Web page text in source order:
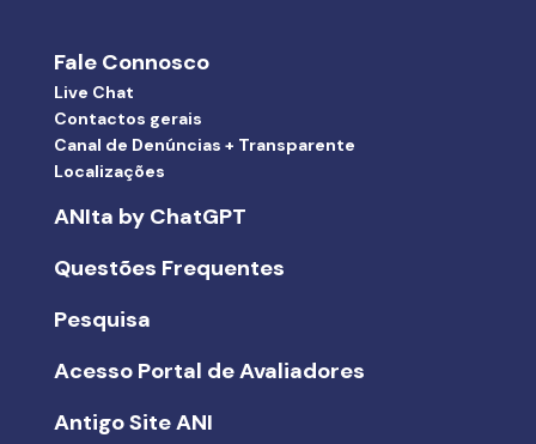
Fale Connosco
Live Chat
Contactos gerais
Canal de Denúncias + Transparente
Localizações
ANIta by ChatGPT
Questões Frequentes
Pesquisa
Acesso Portal de Avaliadores
Antigo Site ANI